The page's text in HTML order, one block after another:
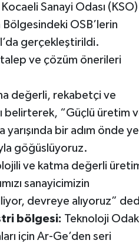
Sanayi Odası (KSO)
OSB’lerin
gerçekleştirildi.
ve çözüm önerileri
değerli, rekabetçi ve
belirterek, “Güçlü üretim
bir adım önde
göğüslüyoruz.
ve katma değerli
sanayicimizin
devreye alıyoruz”
bölgesi: Teknoloji
için Ar-Ge’den seri